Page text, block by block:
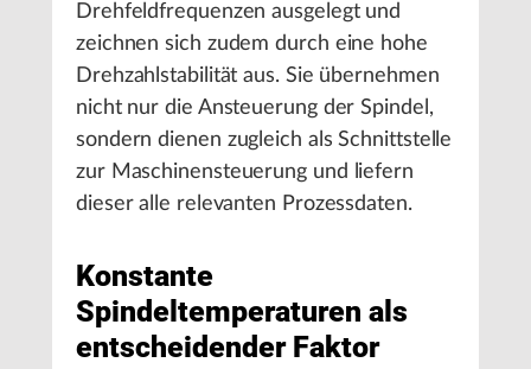
Drehfeldfrequenzen ausgelegt und
zeichnen sich zudem durch eine hohe
Drehzahlstabilität aus. Sie übernehmen
nicht nur die Ansteuerung der Spindel,
sondern dienen zugleich als Schnittstelle
zur Maschinensteuerung und liefern
dieser alle relevanten Prozessdaten.
Konstante
Spindeltemperaturen als
entscheidender Faktor